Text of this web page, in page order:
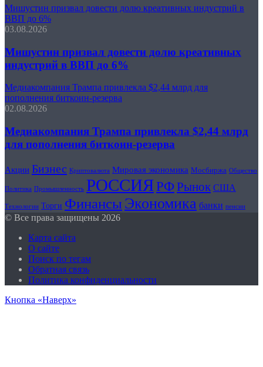
Мишустин призвал довести долю креативных индустрий в
ВВП до 6%
03.08.2026
Мишустин призвал довести долю креативных
индустрий в ВВП до 6%
Медиакомпания Трампа привлекла $2,44 млрд для
пополнения биткоин-резерва
02.08.2026
Медиакомпания Трампа привлекла $2,44 млрд
для пополнения биткоин-резерва
Акции Бизнес Криптовалюта Мировая экономика Мосбиржа Общество
Политика Промышленность РОССИЯРФРынок США
Технологии Торги Финансы Экономика банки пенсии
© Все права защищены 2026
Карта сайта
О сайте
Поиск по тегам
Обратная связь
Политика конфиденциальности
Кнопка «Наверх»